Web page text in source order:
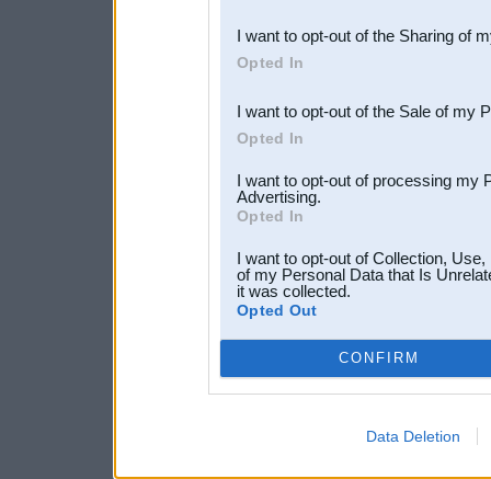
Downstream Participants
third parties.
I want to opt-out of the Sharing of
Opted In
I want to opt-out of the Sale of my
Opted In
I want to opt-out of processing my
Advertising.
Opted In
I want to opt-out of Collection,
of my Personal Data that Is
it was collected.
Opted Out
CONFIRM
Data Deletion